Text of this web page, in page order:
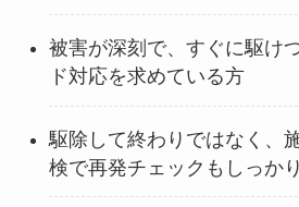
被害が深刻で、すぐに駆け
ド対応を求めている方
駆除して終わりではなく、
検で再発チェックもしっか